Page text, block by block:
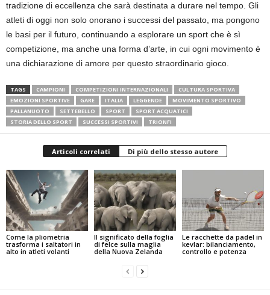
tradizione di eccellenza che sarà destinata a durare nel tempo. Gli
atleti di oggi non solo onorano i successi del passato, ma pongono
le basi per il futuro, continuando a esplorare un sport che è sì
competizione, ma anche una forma d’arte, in cui ogni movimento è
una dichiarazione di amore per questo straordinario gioco.
TAGS CAMPIONI COMPETIZIONI INTERNAZIONALI
CULTURA SPORTIVA
EMOZIONI SPORTIVE
GARE ITALIA LEGGENDE
MOVIMENTO SPORTIVO
PALLANUOTO
SETTEBELLO SPORT
SPORT ACQUATICI
STORIA DELLO SPORT
SUCCESSI SPORTIVI TRIONFI
Articoli correlati Di più dello stesso autore
Come la pliometria
trasforma i saltatori in
alto in atleti volanti
Il significato della foglia
di felce sulla maglia
della Nuova Zelanda
Le racchette da padel in
kevlar: bilanciamento,
controllo e potenza